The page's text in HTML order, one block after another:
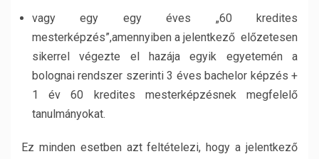
vagy egy egy éves „60 kredites
mesterképzés”,amennyiben a jelentkező előzetesen
sikerrel végezte el hazája egyik egyetemén a
bolognai rendszer szerinti 3 éves bachelor képzés +
1 év 60 kredites mesterképzésnek megfelelő
tanulmányokat.
Ez minden esetben azt feltételezi, hogy a jelentkező